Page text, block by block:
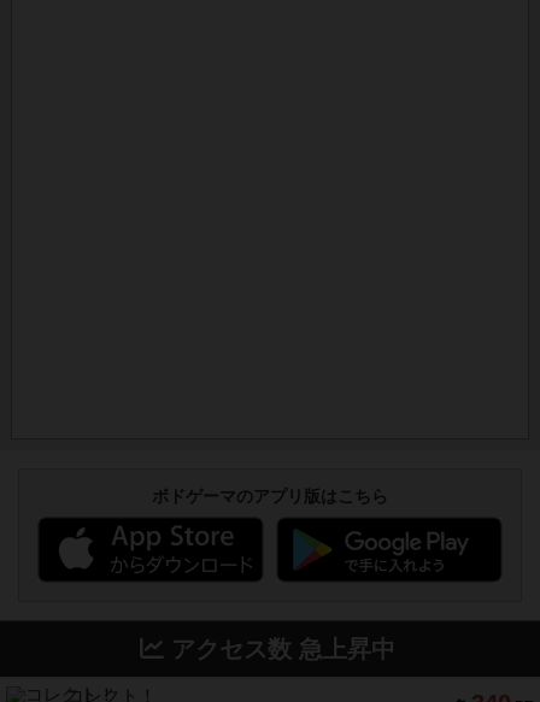
ボドゲーマのアプリ版はこちら
アクセス数 急上昇中
コレクト！